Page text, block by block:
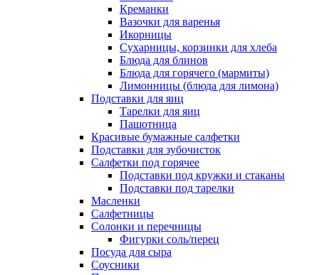
Креманки
Вазочки для варенья
Икорницы
Сухарницы, корзинки для хлеба
Блюда для блинов
Блюда для горячего (мармиты)
Лимонницы (блюда для лимона)
Подставки для яиц
Тарелки для яиц
Пашотница
Красивые бумажные салфетки
Подставки для зубочисток
Салфетки под горячее
Подставки под кружки и стаканы
Подставки под тарелки
Масленки
Салфетницы
Солонки и перечницы
Фигурки соль/перец
Посуда для сыра
Соусники